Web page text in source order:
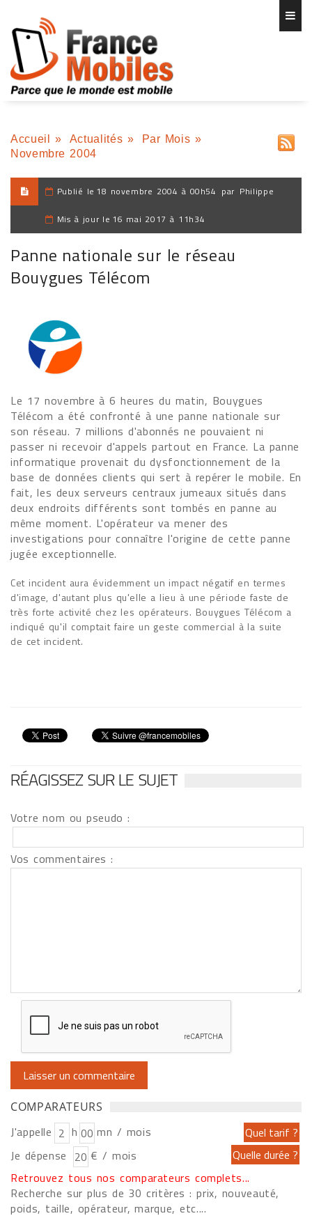
Accueil » Actualités » Par Mois »
Novembre 2004
Publié le 18 novembre 2004 à 00h54 par Philippe
Mis à jour le 16 mai 2017 à 11h34
Panne nationale sur le réseau
Bouygues Télécom
Le 17 novembre à 6 heures du matin, Bouygues
Télécom a été confronté à une panne nationale sur
son réseau. 7 millions d'abonnés ne pouvaient ni
passer ni recevoir d'appels partout en France. La panne
informatique provenait du dysfonctionnement de la
base de données clients qui sert à repérer le mobile. En
fait, les deux serveurs centraux jumeaux situés dans
deux endroits différents sont tombés en panne au
même moment. L'opérateur va mener des
investigations pour connaître l'origine de cette panne
jugée exceptionnelle.
Cet incident aura évidemment un impact négatif en termes
d'image, d'autant plus qu'elle a lieu à une période faste de
très forte activité chez les opérateurs. Bouygues Télécom a
indiqué qu'il comptait faire un geste commercial à la suite
de cet incident.
RÉAGISSEZ SUR LE SUJET
Votre nom ou pseudo :
Vos commentaires :
COMPARATEURS
J'appelle h
mn / mois
Je dépense
€ / mois
Retrouvez tous nos comparateurs complets...
Recherche sur plus de 30 critères : prix, nouveauté,
poids, taille, opérateur, marque, etc....